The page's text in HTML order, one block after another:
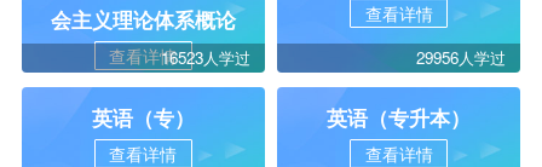
会主义理论体系概论
查看详情16523人学过
查看详情
29956人学过
英语（专）
查看详情
英语（专升本）
查看详情